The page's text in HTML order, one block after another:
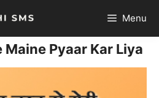
Menu
Maine Pyaar Kar Liya